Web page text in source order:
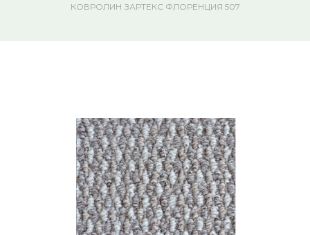
КОВРОЛИН ЗАРТЕКС ФЛОРЕНЦИЯ 507